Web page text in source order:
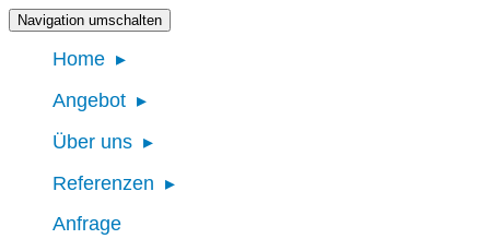
Navigation umschalten
Home
Angebot
Über uns
Referenzen
Anfrage